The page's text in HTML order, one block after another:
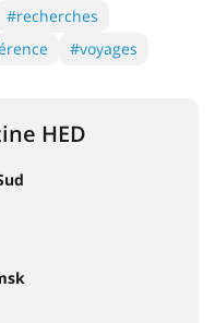
#recherches
#voyages
HED